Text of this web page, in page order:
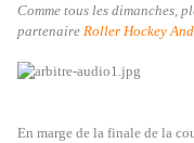
Comme tous les dimanches,
partenaire Roller Hockey
En marge de la finale de la